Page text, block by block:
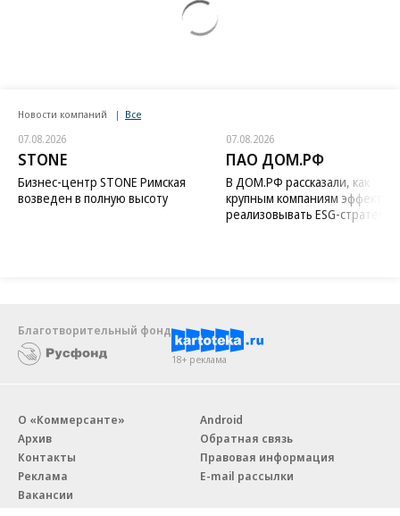
Новости компаний Все
07.08.2026
STONE
Бизнес-центр STONE Римская
возведен в полную высоту
07.08.2026
ПАО ДОМ.РФ
В ДОМ.РФ рассказали, как
крупным компаниям
реализовывать ESG-стратегию
Благотворительный фонд
18+ реклама
О «Коммерсанте»
Архив
Контакты
Реклама
Вакансии
Android
Обратная связь
Правовая информация
E-mail рассылки